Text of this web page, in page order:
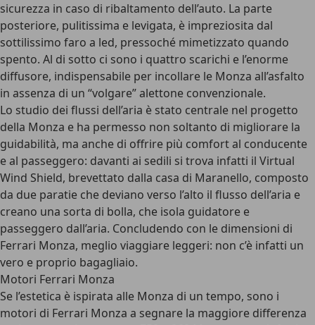
sicurezza in caso di ribaltamento dell’auto. La parte
posteriore, pulitissima e levigata, è impreziosita dal
sottilissimo faro a led, pressoché mimetizzato quando
spento. Al di sotto ci sono i quattro scarichi e l’enorme
diffusore, indispensabile per incollare le Monza all’asfalto
in assenza di un “volgare” alettone convenzionale.
Lo studio dei flussi dell’aria è stato centrale nel progetto
della Monza e ha permesso non soltanto di migliorare la
guidabilità, ma anche di offrire più comfort al conducente
e al passeggero: davanti ai sedili si trova infatti il Virtual
Wind Shield, brevettato dalla casa di Maranello, composto
da due paratie che deviano verso l’alto il flusso dell’aria e
creano una sorta di bolla, che isola guidatore e
passeggero dall’aria. Concludendo con le dimensioni di
Ferrari Monza, meglio viaggiare leggeri: non c’è infatti un
vero e proprio bagagliaio.
Motori Ferrari Monza
Se l’estetica è ispirata alle Monza di un tempo, sono i
motori di Ferrari Monza a segnare la maggiore differenza